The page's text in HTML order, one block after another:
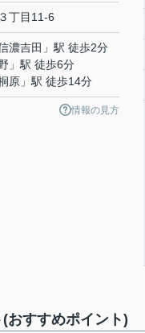
３丁目11-6
濃吉田 」駅 徒歩2分
」駅 徒歩6分
原 」駅 徒歩14分
情報の見方
おすすめポイント)